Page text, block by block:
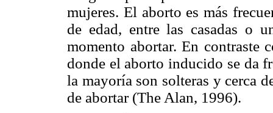
mujeres. El aborto es más
de edad, entre las casadas o
momento abortar. En contraste
donde el aborto inducido se da
la mayoría son solteras y cerca
de abortar (The Alan, 1996).